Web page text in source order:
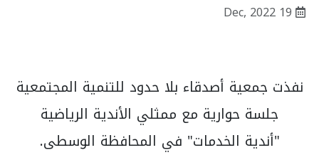
نفذت جمعية أصدقاء بلا حدود للتنمية المجتمعية
جلسة حوارية مع ممثلي الأندية الرياضية
"أندية الخدمات" في المحافظة الوسطى.